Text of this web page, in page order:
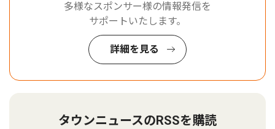
多様なスポンサー様の情報発信を
サポートいたします。
詳細を見る
タウンニュースのRSSを購読